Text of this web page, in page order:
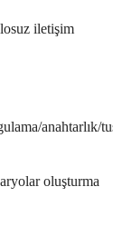
iletişim
anahtarlık/
oluşturma